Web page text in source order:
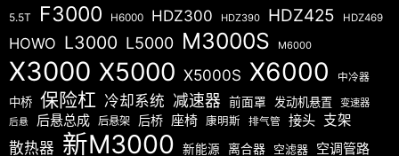
5.5T F3000 H6000 HDZ300 HDZ390 HDZ425 HDZ469
HOWO L3000 L5000 M3000S M6000
X3000 X5000 X5000S X6000 中冷器
中桥 保险杠 冷却系统 减速器 前面罩 发动机悬置 变速器
后悬 后悬总成 后悬架 后桥 座椅 康明斯 排气管 接头 支架
散热器 新M3000 新能源 离合器 空滤器 空调管路